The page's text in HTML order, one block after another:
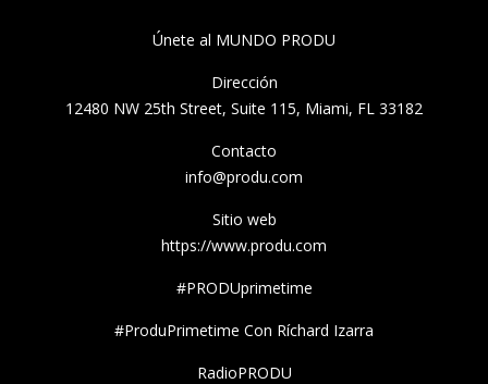
Únete al MUNDO PRODU
Dirección
12480 NW 25th Street, Suite 115, Miami, FL 33182
Contacto
info@produ.com
Sitio web
https://www.produ.com
#PRODUprimetime
#ProduPrimetime Con Ríchard Izarra
RadioPRODU